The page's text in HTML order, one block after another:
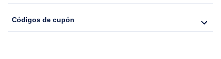
Códigos de cupón